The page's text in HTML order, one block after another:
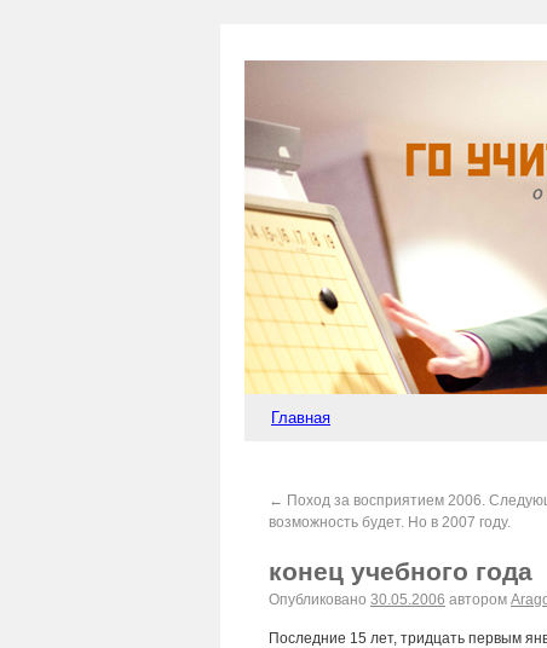
Главная
← Поход за восприятием 2006.
возможность будет. Но в 2007 году.
конец учебного года
Опубликовано 30.05.2006 автором
Последние 15 лет, тридцать первым